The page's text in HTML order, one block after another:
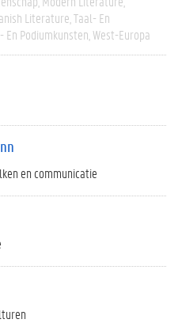
Literature Taal- En
En Podiumkunsten West-Europa
en communicatie